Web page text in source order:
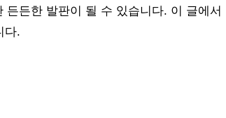
든한 발판이 될 수 있습니다. 이 글에서
다.